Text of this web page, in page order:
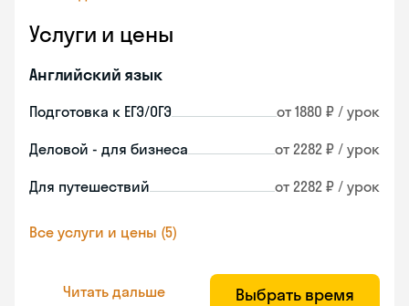
Услуги и цены
Английский язык
Подготовка к ЕГЭ/ОГЭ от 1880 ₽ / урок
Деловой - для бизнеса от 2282 ₽ / урок
Для путешествий от 2282 ₽ / урок
Все услуги и цены (5)
Читать дальше Выбрать время